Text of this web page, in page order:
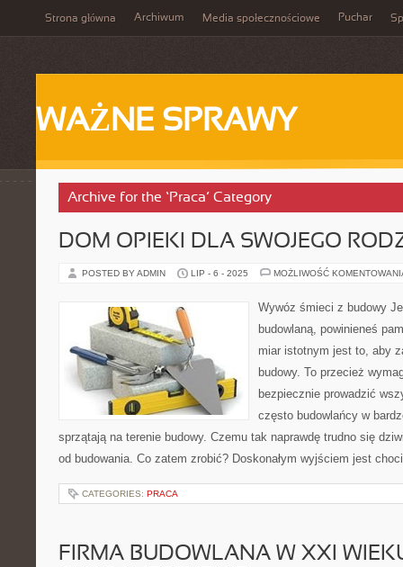
Strona główna Archiwum Media społecznościowe Puchar
WAŻNE SPRAWY
Archive for the ‘Praca’ Category
DOM OPIEKI DLA SWOJEGO
POSTED BY ADMIN LIP - 6 - 2025 MOŻLIWOŚĆ
Wywóz śmieci z budowy
budowlaną, powinieneś
miar istotnym jest to, aby
budowy. To przecież
bezpiecznie prowadzić
często budowlańcy w
sprzątają na terenie budowy. Czemu tak naprawdę trudno się
od budowania. Co zatem zrobić? Doskonałym wyjściem jest
CATEGORIES: PRACA
FIRMA BUDOWLANA W XXI